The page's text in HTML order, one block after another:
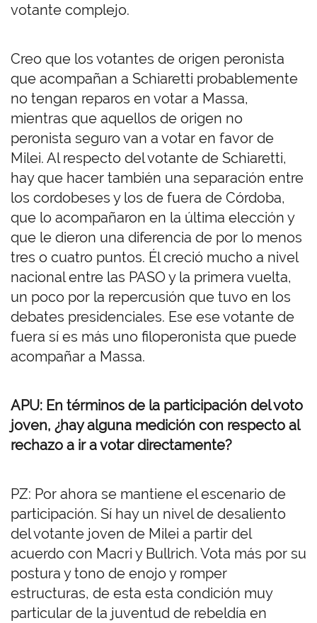
votante complejo.
Creo que los votantes de origen peronista
que acompañan a Schiaretti probablemente
no tengan reparos en votar a Massa,
mientras que aquellos de origen no
peronista seguro van a votar en favor de
Milei. Al respecto del votante de Schiaretti,
hay que hacer también una separación entre
los cordobeses y los de fuera de Córdoba,
que lo acompañaron en la última elección y
que le dieron una diferencia de por lo menos
tres o cuatro puntos. Él creció mucho a nivel
nacional entre las PASO y la primera vuelta,
un poco por la repercusión que tuvo en los
debates presidenciales. Ese ese votante de
fuera sí es más uno filoperonista que puede
acompañar a Massa.
APU: En términos de la participación del voto
joven, ¿hay alguna medición con respecto al
rechazo a ir a votar directamente?
PZ: Por ahora se mantiene el escenario de
participación. Sí hay un nivel de desaliento
del votante joven de Milei a partir del
acuerdo con Macri y Bullrich. Vota más por su
postura y tono de enojo y romper
estructuras, de esta esta condición muy
particular de la juventud de rebeldía en